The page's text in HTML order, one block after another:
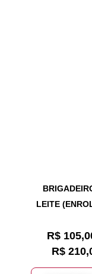
LEITE
R$
R$